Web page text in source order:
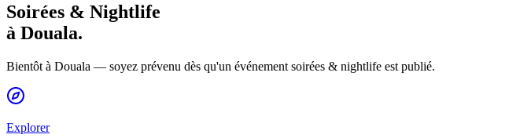
Soirées & Nightlife
à Douala.
Bientôt à Douala — soyez prévenu dès qu'un événement soirées & nightlife est publié.
Explorer